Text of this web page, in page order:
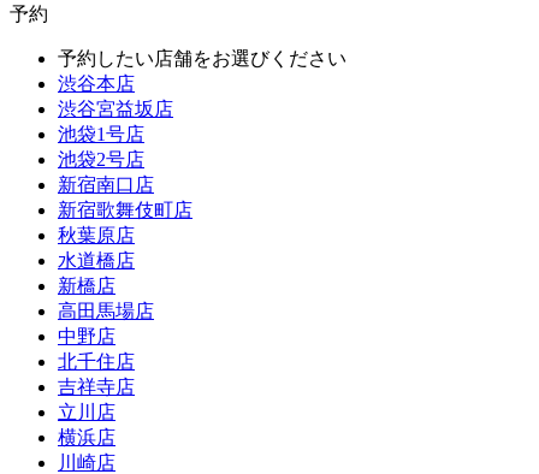
予約
予約したい店舗をお選びください
渋谷本店
渋谷宮益坂店
池袋1号店
池袋2号店
新宿南口店
新宿歌舞伎町店
秋葉原店
水道橋店
新橋店
高田馬場店
中野店
北千住店
吉祥寺店
立川店
横浜店
川崎店